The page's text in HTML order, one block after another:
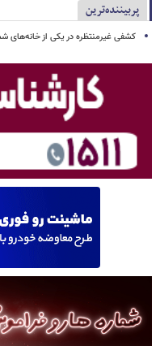
پربیننده‌ترین
کشفی غیرمنتظره در یکی از خانه‌های